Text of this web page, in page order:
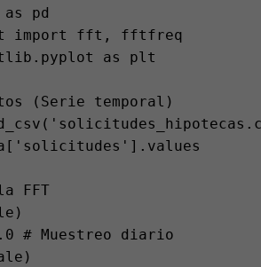
(Serie temporal)
FFT
# Muestreo diario
T)[:N//2]
N * np.abs(yf[0:N//2]))